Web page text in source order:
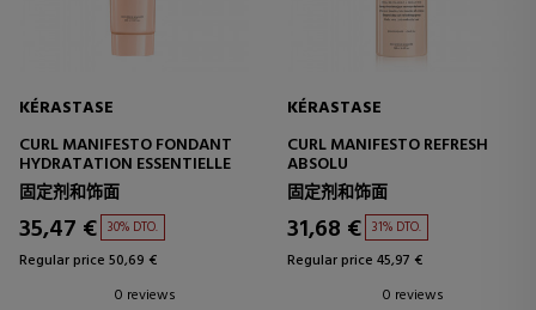
KÉRASTASE
CURL MANIFESTO FONDANT
HYDRATATION ESSENTIELLE
固定剂和饰面
35,47 € 30% DTO.
Regular price 50,69 €
0 reviews
KÉRASTASE
CURL MANIFESTO REFRESH
ABSOLU
固定剂和饰面
31,68 € 31% DTO.
Regular price 45,97 €
0 reviews